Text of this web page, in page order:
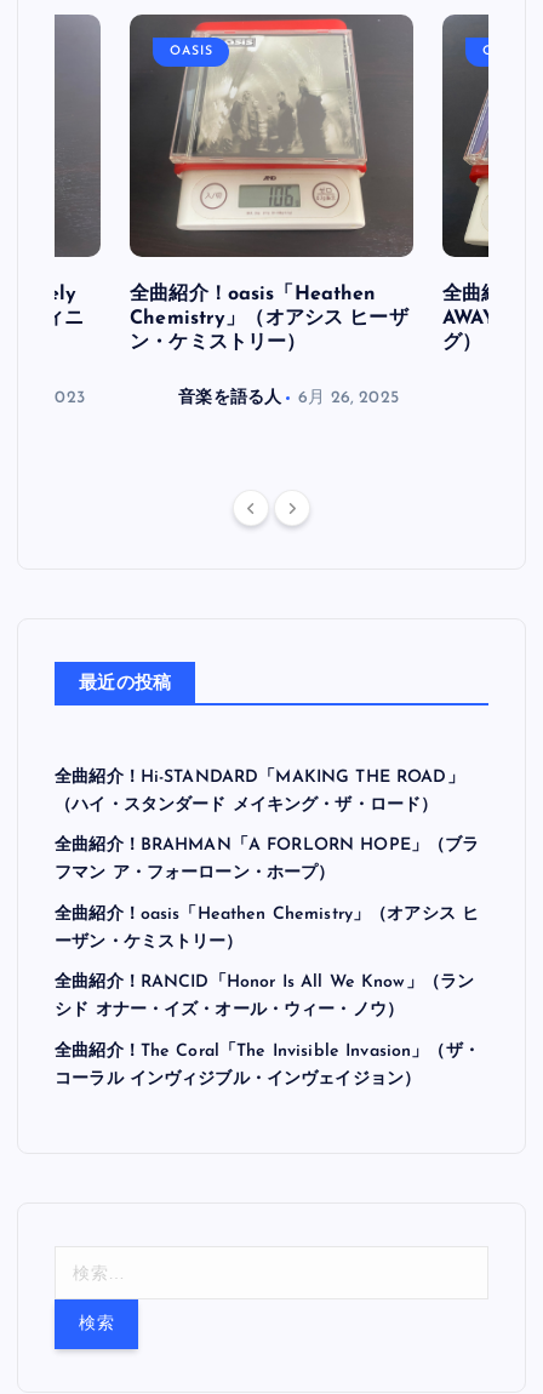
ペ
ー
ジ
送
り
フィニ
30, 2023
OASIS
全曲紹介！oasis「Heathen
Chemistry」（オアシス ヒーザ
ン・ケミストリー）
音楽を語る人 6月 26, 2025
OASIS
全曲紹介
AWAY」
グ）
最近の投稿
全曲紹介！Hi-STANDARD「MAKING THE ROAD」
（ハイ・スタンダード メイキング・ザ・ロード）
全曲紹介！BRAHMAN「A FORLORN HOPE」（ブラ
フマン ア・フォーローン・ホープ）
全曲紹介！oasis「Heathen Chemistry」（オアシス ヒ
ーザン・ケミストリー）
全曲紹介！RANCID「Honor Is All We Know」（ラン
シド オナー・イズ・オール・ウィー・ノウ）
全曲紹介！The Coral「The Invisible Invasion」（ザ・
コーラル インヴィジブル・インヴェイジョン）